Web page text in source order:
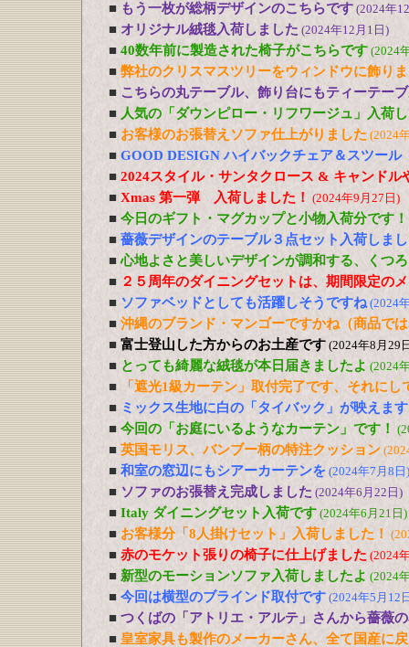
■ もう一枚が総柄デザインのこちらです (2024年
■ オリジナル絨毯入荷しました (2024年12月1日)
■ 40数年前に製造された椅子がこちらです (2024
■ 弊社のクリスマスツリーをウィンドウに飾り
■ こちらの丸テーブル、飾り台にもティーテー
■ 人気の「ダウンピロー・リフワージュ」入荷
■ お客様のお張替えソファ仕上がりました (2024
■ GOOD DESIGN ハイバックチェア＆スツー
■ 2024スタイル・サンタクロース & キャンドル
■ Xmas 第一弾 入荷しました！ (2024年9月27日)
■ 今日のギフト・マグカップと小物入荷分です！
■ 薔薇デザインのテーブル３点セット入荷しま
■ 心地よさと美しいデザインが調和する、くつ
■ ２５周年のダイニングセットは、期間限定の
■ ソファベッドとしても活躍しそうですね(2024
■ 沖縄のブランド・マンゴーですかね（商品で
■ 富士登山した方からのお土産です (2024年8月29
■ とっても綺麗な絨毯が本日届きましたよ (2024
■
「遮光1級カーテン」取付完了です、それに
■ ミックス生地に白の「タイバック」が映えま
■ 今回の「お庭にいるようなカーテン」です！
■ 英国モリス、バンブー柄の特注クッション
■ 和室の窓辺にもシアーカーテンを (2024年7月8日)
■ ソファのお張替え完成しました (2024年6月22日)
■ Italy ダイニングセット入荷です (2024年6月21日)
■ お客様分「8人掛けセット」入荷しました！
■ 赤のモケット張りの椅子に仕上げました (2024
■ 新型のモーションソファ入荷しましたよ (2024
■ 今回は横型のブラインド取付です (2024年5月12
■ つくばの「アトリエ・アルテ」さんから薔薇
■ 皇室家具も製作のメーカーさん、全て国産に